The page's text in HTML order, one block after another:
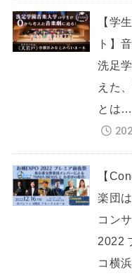
【学
ト】
洗足
えた
とは…
【
楽団
コン
2022
コ横浜